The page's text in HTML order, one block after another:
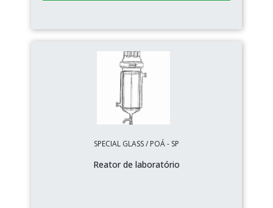
SPECIAL GLASS / POÁ - SP
Reator de laboratório